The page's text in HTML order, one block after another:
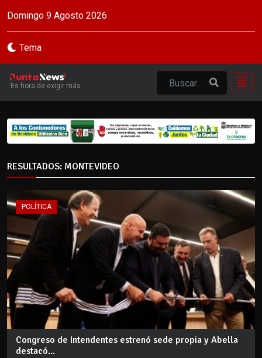
Domingo 9 Agosto 2026
Tema
Es hora de exigir más
RESULTADOS: MONTEVIDEO
POLÍTICA
Congreso de Intendentes estrenó sede propia y Abella
destacó...